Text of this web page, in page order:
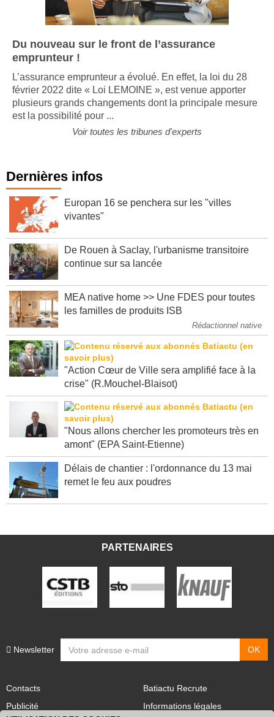
Du nouveau sur le front de l’assurance
emprunteur !
L’assurance emprunteur a évolué. En effet, la loi du 28
février 2022 dite « Loi LEMOINE », est venue apporter
plusieurs grands changements dont la principale mesure
est la possibilité pour ...
Voir toutes les tribunes d'experts
Dernières infos
Europan 16 se penchera sur les "villes
vivantes"
De Rouen à Saclay, l'urbanisme transitoire
continue sur sa lancée
MEA native home >> Une FDES pour toutes
les familles de produits ISB
Rédactionnel native
"Action Cœur de Ville sera amplifié face à la
crise" (R.Mouchel-Blaisot)
"Nous allons chercher les promoteurs très en
amont" (EPA Saint-Etienne)
Délais de chantier : l'ordonnance du 13 mai
remet le feu aux poudres
PARTENAIRES
Newsletter
Contacts
Publicité
Batiactu Recrute
Informations légales